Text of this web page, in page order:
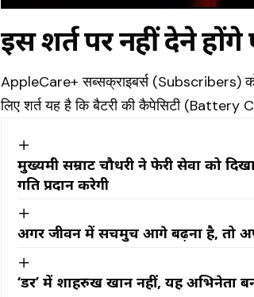
इस शर्त पर नहीं देने
AppleCare+ सब्सक्राइबर्स (Subscribers)
लिए शर्त यह है कि बैटरी की कैपेसिटी (Battery
मुख्यमंत्री सम्राट चौधरी ने फेरी सेवा को
गति प्रदान करेगी
अगर जीवन में सचमुच आगे बढ़ना है, तो
‘डर’ में शाहरुख खान नहीं, यह अभिनेता